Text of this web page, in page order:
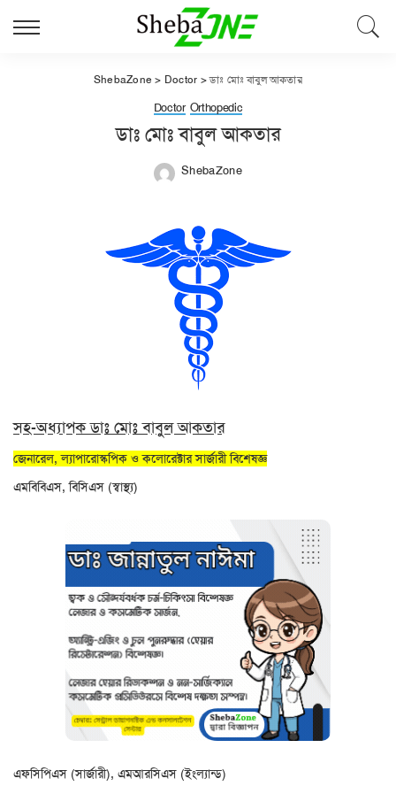
ShebaZone > Doctor >ডাঃ মোঃ বাবুল আকতার
Doctor Orthopedic
ডাঃ মোঃ বাবুল আকতার
ShebaZone
সহ-অধ্যাপক ডাঃ মোঃ বাবুল আকতার
জেনারেল, ল্যাপারোস্কপিক ও কলোরেক্টার সার্জারী বিশেষজ্ঞ
এমবিবিএস, বিসিএস (স্বাস্থ্য)
এফসিপিএস (সার্জারী), এমআরসিএস (ইংল্যান্ড)